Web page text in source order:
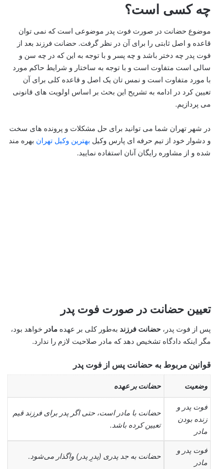
چه کسی است؟
موضوع حضانت در صورت فوت پدر موضوعی است که نمی توان
قاعده و اصل ثابتی را برای آن در نظر گرفت. حضانت فرزند بعد از
فوت پدر چه دختر باشد و چه پسر و با توجه به این که در چه سن و
سالی است متفاوت است و با توجه به ساختار و شرایط حاکم مورد
با مورد متفاوت است و نمس تان یک اصل و قاعده کلی برای آن
تعیین کرد در ادامه به تشریح این بحث بر اساس اولویت های قانونی
می پردازیم.
در شهر تهران شما می توانید برای حل مشکلات و پرونده های سخت
و دشوار خود از تیم حرفه ای پارس وکیل بهترین وکیل تهران بهره مند
شده و از مشاوره رایگان آنان استفاده نمایید.
تعیین حضانت در صورت فوت پدر
پس از فوت پدر، حضانت فرزند به‌طور کلی بر عهده مادر خواهد بود،
مگر اینکه دادگاه تشخیص دهد که مادر صلاحیت لازم را ندارد.
قوانین مربوط به حضانت پس از فوت پدر
وضعیت حضانت بر عهده
فوت پدر و
زنده بودن
مادر
حضانت با مادر است، حتی اگر پدر برای فرزند قیم
تعیین کرده باشد.
فوت پدر و
مادر
حضانت به جد پدری (پدرِ پدر) واگذار می‌شود.